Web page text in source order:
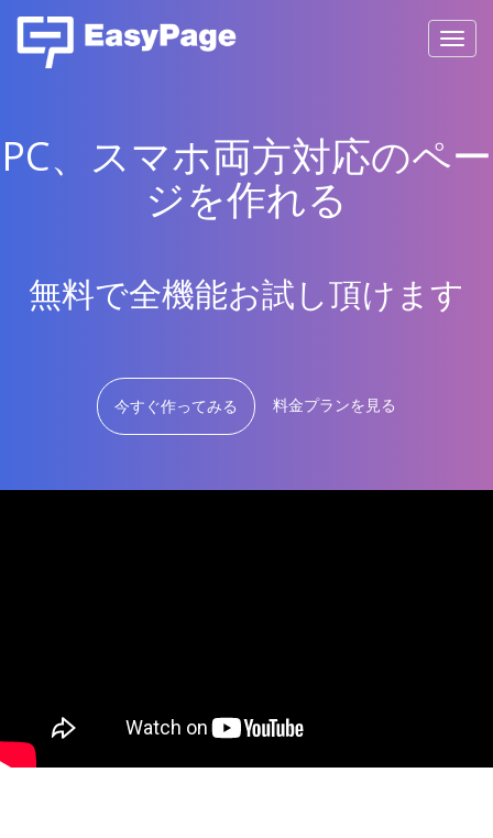
PC、スマホ両方対応のペー
ジを作れる
無料で全機能お試し頂けます
今すぐ作ってみる 料金プランを見る